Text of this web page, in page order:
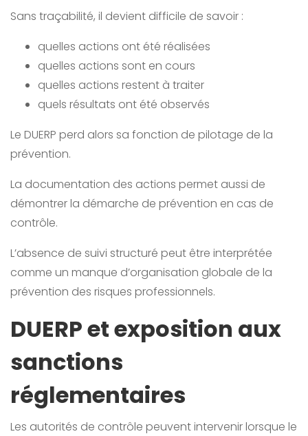
Sans traçabilité, il devient difficile de savoir :
quelles actions ont été réalisées
quelles actions sont en cours
quelles actions restent à traiter
quels résultats ont été observés
Le DUERP perd alors sa fonction de pilotage de la
prévention.
La documentation des actions permet aussi de
démontrer la démarche de prévention en cas de
contrôle.
L’absence de suivi structuré peut être interprétée
comme un manque d’organisation globale de la
prévention des risques professionnels.
DUERP et exposition aux
sanctions
réglementaires
Les autorités de contrôle peuvent intervenir lorsque le